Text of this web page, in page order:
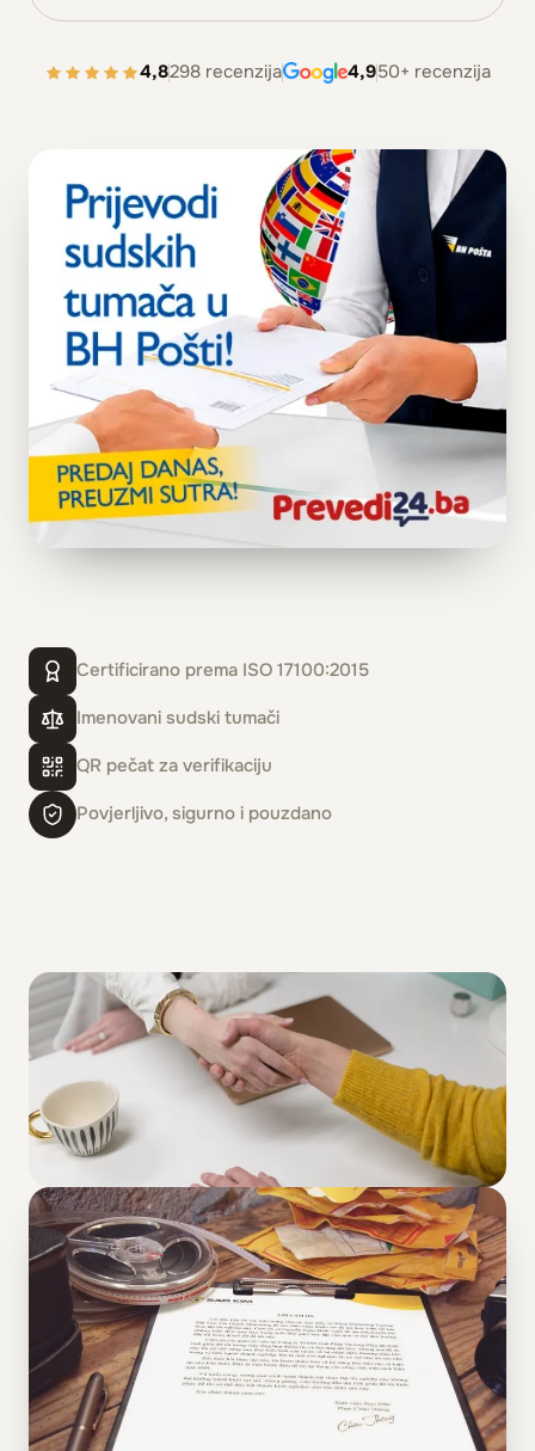
4,8298 recenzija 4,950+ recenzija
Certificirano prema ISO 17100:2015
Imenovani sudski tumači
QR pečat za verifikaciju
Povjerljivo, sigurno i pouzdano